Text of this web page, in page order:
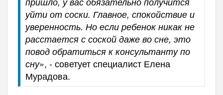
уйти от соски. Главное, спокойствие и
уверенность. Но если ребенок никак не
расстается с соской даже во сне, это
повод обратиться к консультанту по
сну», - советует специалист Елена
Мурадова.